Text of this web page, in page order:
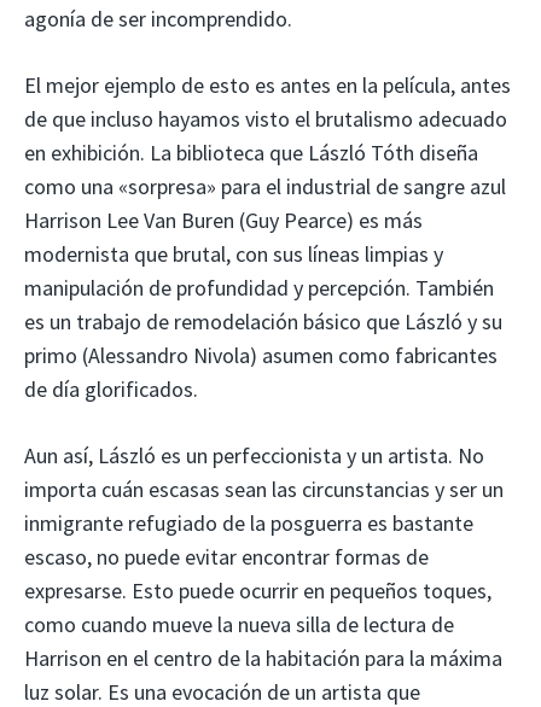
agonía de ser incomprendido.
El mejor ejemplo de esto es antes en la película, antes
de que incluso hayamos visto el brutalismo adecuado
en exhibición. La biblioteca que László Tóth diseña
como una «sorpresa» para el industrial de sangre azul
Harrison Lee Van Buren (Guy Pearce) es más
modernista que brutal, con sus líneas limpias y
manipulación de profundidad y percepción. También
es un trabajo de remodelación básico que László y su
primo (Alessandro Nivola) asumen como fabricantes
de día glorificados.
Aun así, László es un perfeccionista y un artista. No
importa cuán escasas sean las circunstancias y ser un
inmigrante refugiado de la posguerra es bastante
escaso, no puede evitar encontrar formas de
expresarse. Esto puede ocurrir en pequeños toques,
como cuando mueve la nueva silla de lectura de
Harrison en el centro de la habitación para la máxima
luz solar. Es una evocación de un artista que